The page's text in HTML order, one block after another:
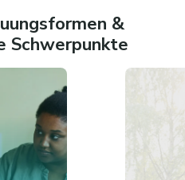
&
Schwerpunkte